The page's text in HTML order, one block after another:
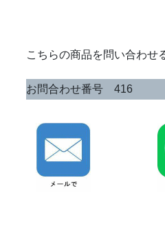
こちらの商品を問い合わせ
お問合わせ番号 416